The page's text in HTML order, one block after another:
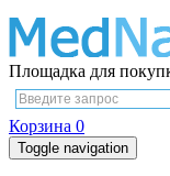
Площадка для
Корзина 0
Toggle navigation